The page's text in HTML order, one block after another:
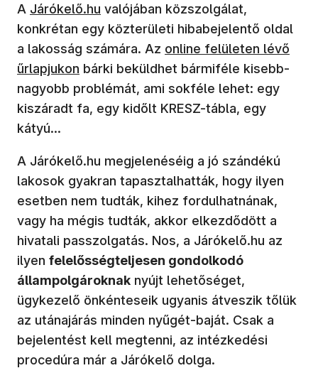
A Járókelő.hu valójában közszolgálat,
konkrétan egy közterületi hibabejelentő oldal
a lakosság számára. Az online felületen lévő
űrlapjukon bárki beküldhet bármiféle kisebb-
nagyobb problémát, ami sokféle lehet: egy
kiszáradt fa, egy kidőlt KRESZ-tábla, egy
kátyú...
A Járókelő.hu megjelenéséig a jó szándékú
lakosok gyakran tapasztalhatták, hogy ilyen
esetben nem tudták, kihez fordulhatnának,
vagy ha mégis tudták, akkor elkezdődött a
hivatali passzolgatás. Nos, a Járókelő.hu az
ilyen felelősségteljesen gondolkodó
állampolgároknak nyújt lehetőséget,
ügykezelő önkénteseik ugyanis átveszik tőlük
az utánajárás minden nyűgét-baját. Csak a
bejelentést kell megtenni, az intézkedési
procedúra már a Járókelő dolga.